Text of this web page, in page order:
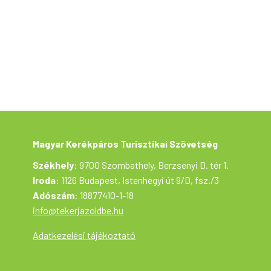
Magyar Kerékpáros Turisztikai Szövetség
Székhely: 9700 Szombathely, Berzsenyi D. tér 1.
Iroda: 1126 Budapest, Istenhegyi út 9/D, fsz./3
Adószám: 18877410-1-18
info@tekerjazoldbe.hu
Adatkezelési tájékoztató